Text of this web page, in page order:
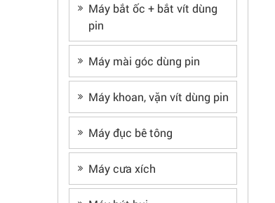
Máy bắt ốc + bắt vít dùng
pin
Máy mài góc dùng pin
Máy khoan, vặn vít dùng pin
Máy đục bê tông
Máy cưa xích